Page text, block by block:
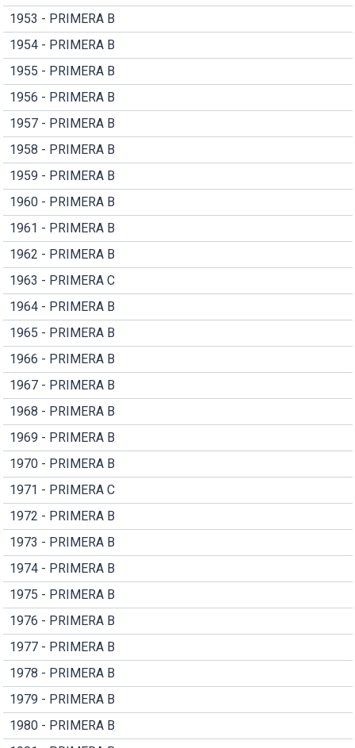
1953 - PRIMERA B
1954 - PRIMERA B
1955 - PRIMERA B
1956 - PRIMERA B
1957 - PRIMERA B
1958 - PRIMERA B
1959 - PRIMERA B
1960 - PRIMERA B
1961 - PRIMERA B
1962 - PRIMERA B
1963 - PRIMERA C
1964 - PRIMERA B
1965 - PRIMERA B
1966 - PRIMERA B
1967 - PRIMERA B
1968 - PRIMERA B
1969 - PRIMERA B
1970 - PRIMERA B
1971 - PRIMERA C
1972 - PRIMERA B
1973 - PRIMERA B
1974 - PRIMERA B
1975 - PRIMERA B
1976 - PRIMERA B
1977 - PRIMERA B
1978 - PRIMERA B
1979 - PRIMERA B
1980 - PRIMERA B